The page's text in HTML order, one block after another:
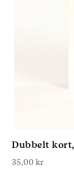
Dubbelt
35,00 kr